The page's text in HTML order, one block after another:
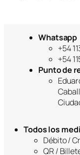
Whatsapp
+54
+54
Punto de
Todos los
Débito /
QR /